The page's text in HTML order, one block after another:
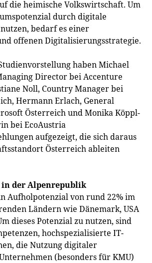
die heimische Volkswirtschaft. Um
durch digitale
bedarf es einer
offenen Digitalisierungsstrategie.
haben Michael
Director bei Accenture
Noll, Country Manager bei
Hermann Erlach, General
Österreich und Monika Köppl-
bei EcoAustria
aufgezeigt, die sich daraus
Österreich ableiten
der Alpenrepublik
Aufholpotenzial von rund 22% im
Ländern wie Dänemark, USA
dieses Potenzial zu nutzen, sind
hochspezialisierte IT-
die Nutzung digitaler
(besonders für KMU)